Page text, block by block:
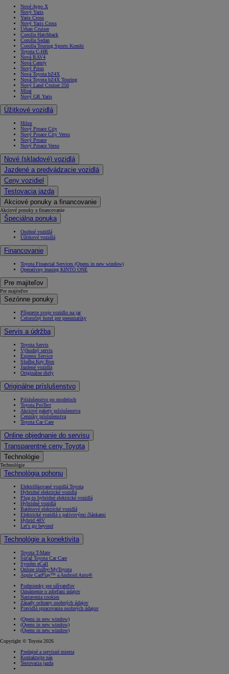
Nové Aygo X
Nový Yaris
Yaris Cross
Nový Yaris Cross
Urban Cruiser
Corolla Hatchback
Corolla Sedan
Corolla Touring Sports Kombi
Toyota C-HR
Nová RAV4
Nová Camry
Nový Prius
Nová Toyota bZ4X
Nová Toyota bZ4X Touring
Nový Land Cruiser 250
Mirai
Nový GR Yaris
Úžitkové vozidlá
Hilux
Nový Proace City
Nový Proace City Verso
Nový Proace
Nový Proace Verso
Nové (skladové) vozidlá
Jazdené a predvádzacie vozidlá
Ceny vozidiel
Testovacia jazda
Akciové ponuky a financovanie
Akciové ponuky a financovanie
Špeciálna ponuka
Osobné vozidlá
Úžitkové vozidlá
Financovanie
Toyota Financial Services (Opens in new window)
Operatívny leasing KINTO ONE
Pre majiteľov
Pre majiteľov
Sezónne ponuky
Připravte svoje vozidlo na jar
Celoročný hotel pre pneumatiky
Servis a údržba
Toyota Servis
Výhodný servis
Express Service
Služba Key Box
Jazdené vozidlá
Originálne diely
Originálne príslušenstvo
Príslušenstvo po modeloch
Toyota ProTect
Akciové pakety príslušenstva
Cenníky príslušenstva
Toyota Car Care
Online objednanie do servisu
Transparentné ceny Toyota
Technológie
Technológie
Technológia pohonu
Elektrifikované vozidlá Toyota
Hybridné elektrické vozidlá
Plug-in hybridné elektrické vozidlá
Hybridné vozidlá
Batériové elektrické vozidlá
Elektrické vozidlá s palivovými článkami
Hybrid 48V
Let's go beyond
Technológie a konektivita
Toyota T-Mate
Súťaž Toyota Car Care
Systém eCall
Online služby/MyToyota
Apple CarPlay™ a Android Auto®
Podmienky pre užívateľov
Oznámenie o zdieľaní údajov
Nastavenia cookies
Zásady ochrany osobných údajov
Pravidlá spracovania osobných údajov
(Opens in new window)
(Opens in new window)
(Opens in new window)
Copyright © Toyota 2026
Predajné a servisné miesta
Kontaktujte nás
Testovacia jazda